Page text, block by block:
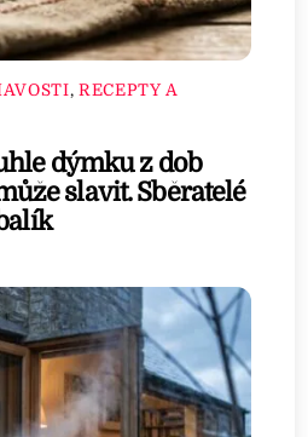
, RECEPTY A
dýmku z dob
slavit. Sběratelé